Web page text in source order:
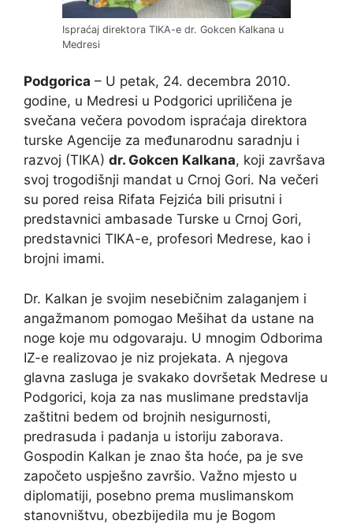
Ispraćaj direktora TIKA-e dr. Gokcen Kalkana u
Medresi
Podgorica – U petak, 24. decembra 2010.
godine, u Medresi u Podgorici upriličena je
svečana večera povodom ispraćaja direktora
turske Agencije za međunarodnu saradnju i
razvoj (TIKA) dr. Gokcen Kalkana, koji završava
svoj trogodišnji mandat u Crnoj Gori. Na večeri
su pored reisa Rifata Fejzića bili prisutni i
predstavnici ambasade Turske u Crnoj Gori,
predstavnici TIKA-e, profesori Medrese, kao i
brojni imami.
Dr. Kalkan je svojim nesebičnim zalaganjem i
angažmanom pomogao Mešihat da ustane na
noge koje mu odgovaraju. U mnogim Odborima
IZ-e realizovao je niz projekata. A njegova
glavna zasluga je svakako dovršetak Medrese u
Podgorici, koja za nas muslimane predstavlja
zaštitni bedem od brojnih nesigurnosti,
predrasuda i padanja u istoriju zaborava.
Gospodin Kalkan je znao šta hoće, pa je sve
započeto uspješno završio. Važno mjesto u
diplomatiji, posebno prema muslimanskom
stanovništvu, obezbijedila mu je Bogom